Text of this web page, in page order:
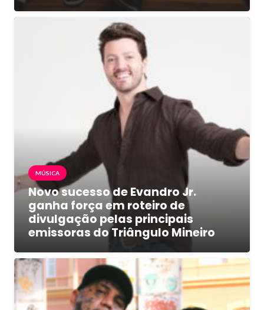
MÚSICA
Novo sucesso de Evandro Jr.
ganha força em roteiro de
divulgação pelas principais
emissoras do Triângulo Mineiro